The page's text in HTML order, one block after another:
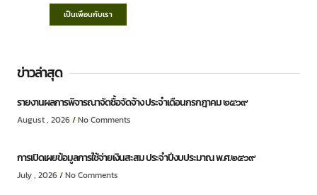
เป็นเพื่อนกับเรา
ข่าวล่าสุด
รายงานผลการพิจารณาจัดซื้อจัดจ้าง ประจำเดือนกรกฎาคม ๒๕๖๙
August , 2026 No Comments
การเปิดเผยข้อมูลการใช้จ่ายเงินสะสม ประจำปีงบประมาณ พ.ศ.๒๕๖๙
July , 2026 No Comments